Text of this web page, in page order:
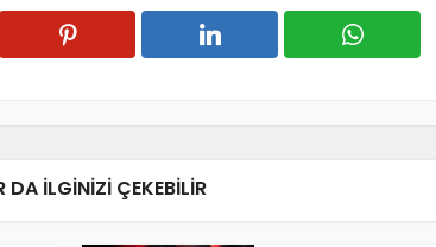
DA ILGINIZI ÇEKEBILIR